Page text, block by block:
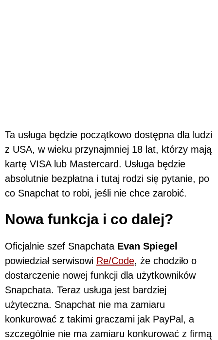
Ta usługa będzie początkowo dostępna dla ludzi
z USA, w wieku przynajmniej 18 lat, którzy mają
kartę VISA lub Mastercard. Usługa będzie
absolutnie bezpłatna i tutaj rodzi się pytanie, po
co Snapchat to robi, jeśli nie chce zarobić.
Nowa funkcja i co dalej?
Oficjalnie szef Snapchata Evan Spiegel
powiedział serwisowi Re/Code, że chodziło o
dostarczenie nowej funkcji dla użytkowników
Snapchata. Teraz usługa jest bardziej
użyteczna. Snapchat nie ma zamiaru
konkurować z takimi graczami jak PayPal, a
szczególnie nie ma zamiaru konkurować z firmą